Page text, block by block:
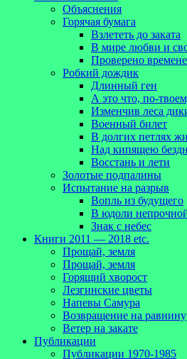
Объяснения
Горячая бумага
Взлететь до заката
В мире любви и
Проверено
Робкий дождик
Длинный ген
А это что, по-
Изменчив леса
Военный билет
В долгих петлях
Над кипящею
Восстань и лети
Золотые подпалины
Испытание на разрыв
Вопль из будущего
В юдоли
Знак с небес
Книги 2011 — 2018 etc.
Прощай, земля
Прощай, земля
Горящий хворост
Лезгинские цветы
Напевы Самура
Возвращение на равнину
Ветер на закате
Публикации
Публикации 1970-1985